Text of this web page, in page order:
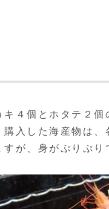
キ４個とホタテ２
入した海産物は
が、身がぷりぷり